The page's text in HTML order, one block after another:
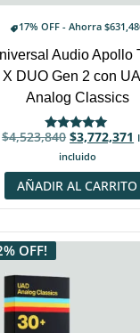
17% OFF - Ahorra$
Audio Apollo
X DUO Gen 2 con
Analog Classics
Valorado
con
5.00
de 5
$4,523,840 $3,772,371
incluido
AÑADIR AL CARRITO
OFF!